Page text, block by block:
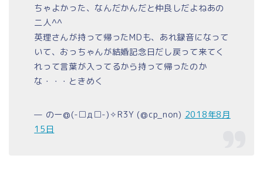
ちゃよかった、なんだかんだと仲良しだよねあの
二人^^
英理さんが持って帰ったMDも、あれ録音になって
いて、おっちゃんが結婚記念日だし戻って来てく
れって言葉が入ってるから持って帰ったのか
な・・・ときめく
— のー@(-□д□-)✧R3Y (@cp_non) 2018年8月
15日